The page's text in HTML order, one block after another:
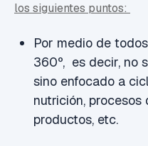
los siguientes puntos:
Por medio de
360º, es decir, no
sino enfocado a
nutrición,
productos, etc.